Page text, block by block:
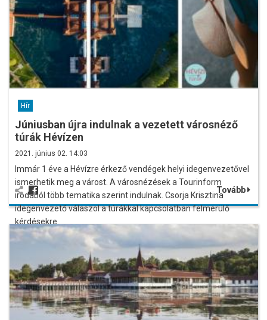
Hír
Júniusban újra indulnak a vezetett városnéző
túrák Hévízen
2021. június 02. 14:03
Immár 1 éve a Hévízre érkező vendégek helyi idegenvezetővel
ismerhetik meg a várost. A városnézések a Tourinform
irodából több tematika szerint indulnak. Csorja Krisztina
idegenvezető válaszol a túrákkal kapcsolatban felmerülő
kérdésekre.
Tovább